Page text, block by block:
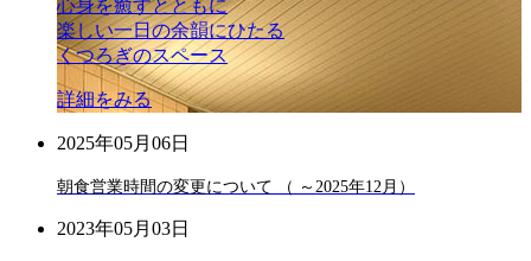
心身を癒すとともに
楽しい一日の余韻にひたる
くつろぎのスペース
詳細をみる
2025年05月06日
朝食営業時間の変更について （ ～2025年12月）
2023年05月03日